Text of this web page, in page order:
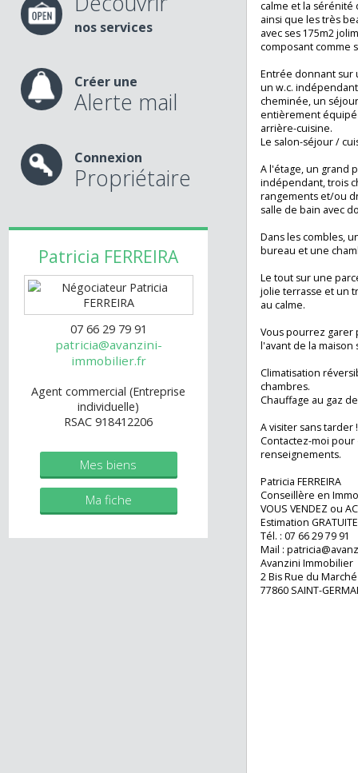
nos services
Alerte mail
Propriétaire
PatriciaFERREIRA
07 66 29 79 91
patricia@avanzini-
immobilier.fr
Agent commercial (Entreprise
individuelle)
RSAC 918412206
Guérard (77580).
Dés votre
calme et la
ainsi que les
avec ses 175m2
composant
Entrée donnant
un w.c.
cheminée, un
entièrement
arrière-cuisine.
Le salon-séjour
indépendant,
rangements et/
Dans les
bureau et une
Le tout sur une
jolie terrasse et
Vous pourrez
l'avant de la
Climatisation
chambres.
Chauffage au
A visiter sans
Contactez-moi
renseignements.
Patricia FERREIRA
Conseillère en
VOUS VENDEZ
Estimation